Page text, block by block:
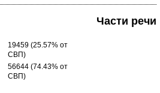
Части речи
19459 (25.57% от
СВП)
56644 (74.43% от
СВП)